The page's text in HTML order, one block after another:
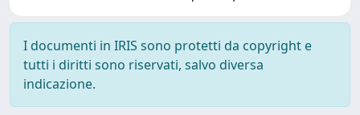
I documenti in IRIS sono protetti da copyright e
tutti i diritti sono riservati, salvo diversa
indicazione.